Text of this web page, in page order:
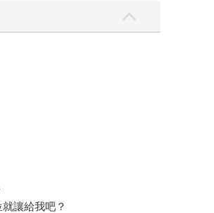
讓給我吧？